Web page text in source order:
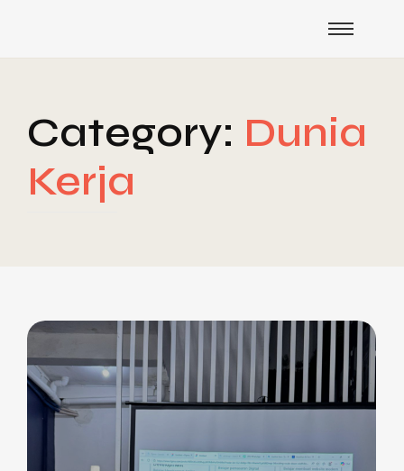
Category: Dunia
Kerja